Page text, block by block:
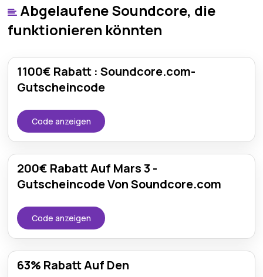
Abgelaufene Soundcore, die
funktionieren könnten
1100€ Rabatt : Soundcore.com-
Gutscheincode
Code anzeigen
200€ Rabatt Auf Mars 3 -
Gutscheincode Von Soundcore.com
Code anzeigen
63% Rabatt Auf Den